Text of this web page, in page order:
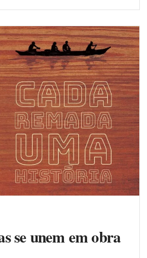
se unem em obra